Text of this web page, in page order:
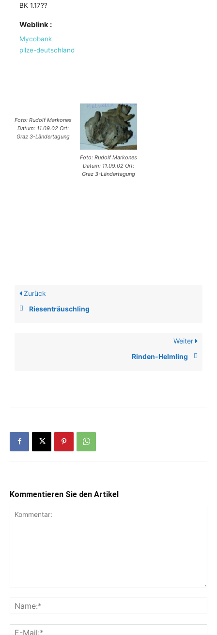
BK 1.17??
Weblink :
Mycobank
pilze-deutschland
Foto: Rudolf Markones
Datum: 11.09.02 Ort:
Graz 3-Ländertagung
Foto: Rudolf Markones
Datum: 11.09.02 Ort:
Graz 3-Ländertagung
Zurück
Riesenträuschling
Weiter
Rinden-Helmling
Kommentieren Sie den Artikel